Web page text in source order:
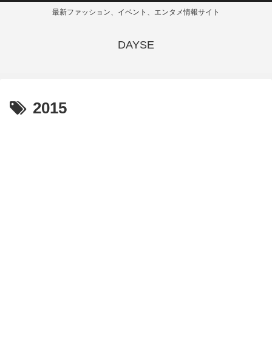
最新ファッション、イベント、エンタメ情報サイト
DAYSE
2015